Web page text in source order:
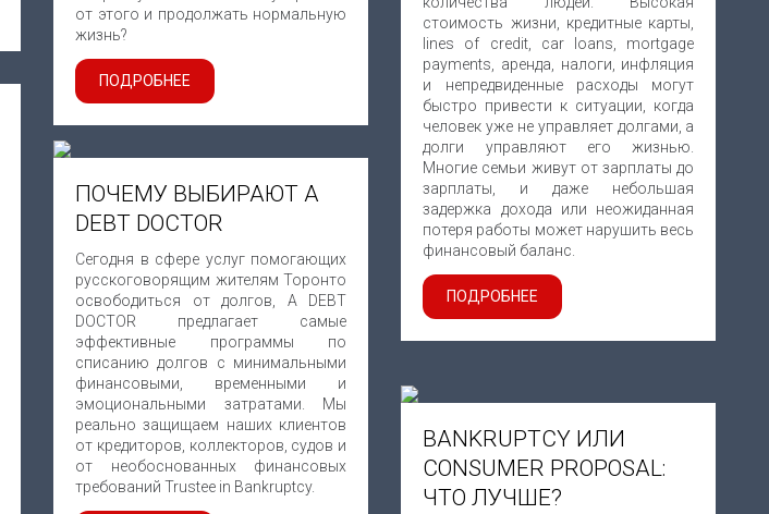
от этого и продолжать нормальную
жизнь?
ПОДРОБНЕЕ
стоимость жизни, кредитные карты,
lines of credit, car loans, mortgage
payments, аренда, налоги, инфляция
и непредвиденные расходы могут
быстро привести к ситуации, когда
человек уже не управляет долгами, а
долги управляют его жизнью.
Многие семьи живут от зарплаты до
зарплаты, и даже небольшая
задержка дохода или неожиданная
потеря работы может нарушить весь
финансовый баланс.
ПОДРОБНЕЕ
ПОЧЕМУ ВЫБИРАЮТ A
DEBT DOCTOR
Сегодня в сфере услуг помогающих
русскоговорящим жителям Торонто
освободиться от долгов, A DEBT
DOCTOR предлагает самые
эффективные программы по
списанию долгов с минимальными
финансовыми, временными и
эмоциональными затратами. Мы
реально защищаем наших клиентов
от кредиторов, коллекторов, судов и
от необоснованных финансовых
требований Trustee in Bankruptcy.
BANKRUPTCY ИЛИ
CONSUMER PROPOSAL:
ЧТО ЛУЧШЕ?